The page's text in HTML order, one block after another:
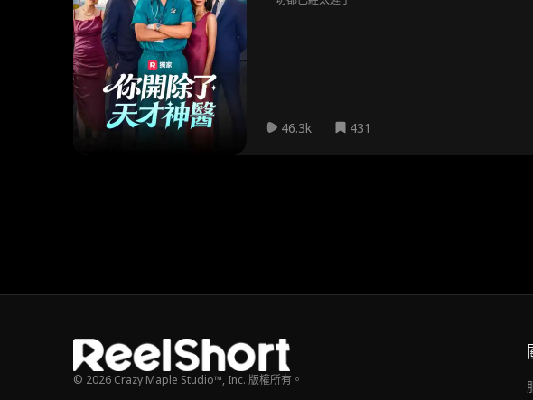
46.3k 431
© 2026 Crazy Maple Studio™, Inc. 版權所有。